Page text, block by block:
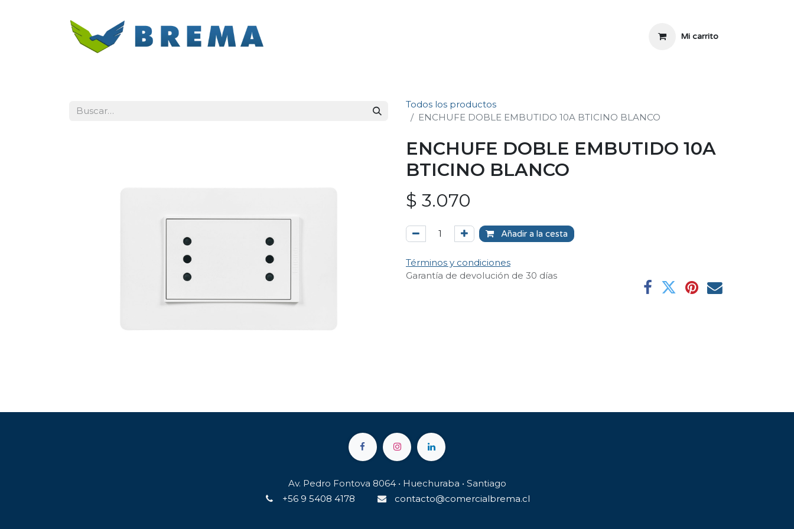
Mi carrito
Todos los productos
ENCHUFE DOBLE EMBUTIDO 10A BTICINO BLANCO
ENCHUFE DOBLE EMBUTIDO 10A
BTICINO BLANCO
$ 3.070
Añadir a la cesta
Términos y condiciones
Garantía de devolución de 30 días
Av. Pedro Fontova 8064 • Huechuraba • Santiago
+56 9 5408 4178
contacto@comercialbrema.cl